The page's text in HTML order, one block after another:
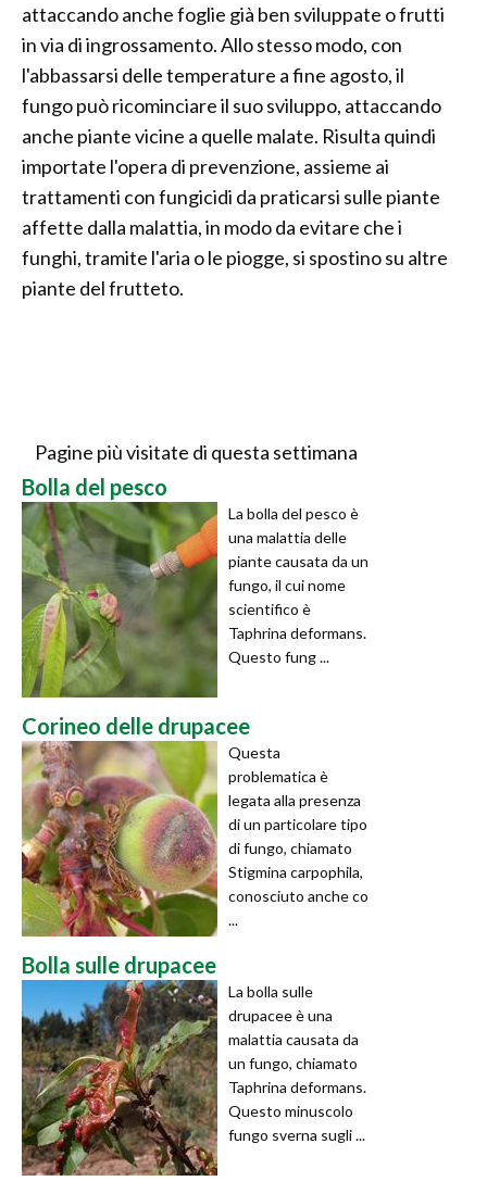
attaccando anche foglie già ben sviluppate o frutti
in via di ingrossamento. Allo stesso modo, con
l'abbassarsi delle temperature a fine agosto, il
fungo può ricominciare il suo sviluppo, attaccando
anche piante vicine a quelle malate. Risulta quindi
importate l'opera di prevenzione, assieme ai
trattamenti con fungicidi da praticarsi sulle piante
affette dalla malattia, in modo da evitare che i
funghi, tramite l'aria o le piogge, si spostino su altre
piante del frutteto.
Pagine più visitate di questa settimana
Bolla del pesco
La bolla del pesco è
una malattia delle
piante causata da un
fungo, il cui nome
scientifico è
Taphrina deformans.
Questo fung ...
Corineo delle drupacee
Questa
problematica è
legata alla presenza
di un particolare tipo
di fungo, chiamato
Stigmina carpophila,
conosciuto anche co
...
Bolla sulle drupacee
La bolla sulle
drupacee è una
malattia causata da
un fungo, chiamato
Taphrina deformans.
Questo minuscolo
fungo sverna sugli ...